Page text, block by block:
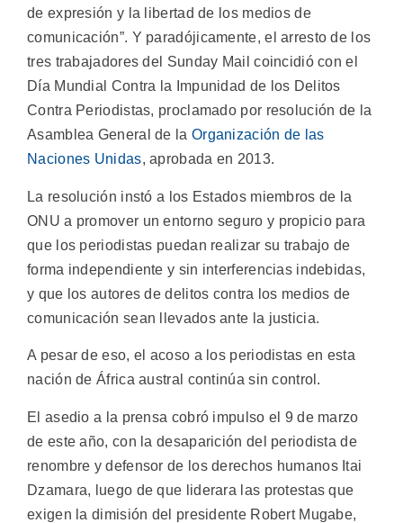
de expresión y la libertad de los medios de
comunicación”. Y paradójicamente, el arresto de los
tres trabajadores del Sunday Mail coincidió con el
Día Mundial Contra la Impunidad de los Delitos
Contra Periodistas, proclamado por resolución de la
Asamblea General de la Organización de las
Naciones Unidas, aprobada en 2013.
La resolución instó a los Estados miembros de la
ONU a promover un entorno seguro y propicio para
que los periodistas puedan realizar su trabajo de
forma independiente y sin interferencias indebidas,
y que los autores de delitos contra los medios de
comunicación sean llevados ante la justicia.
A pesar de eso, el acoso a los periodistas en esta
nación de África austral continúa sin control.
El asedio a la prensa cobró impulso el 9 de marzo
de este año, con la desaparición del periodista de
renombre y defensor de los derechos humanos Itai
Dzamara, luego de que liderara las protestas que
exigen la dimisión del presidente Robert Mugabe,